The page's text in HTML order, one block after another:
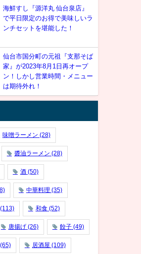
海鮮すし『源洋丸 仙台泉店』
で平日限定のお得で美味しいラ
ンチセットを堪能した！
仙台市国分町の元祖『支那そば
家』が2023年8月1日再オープ
ン！しかし営業時間・メニュー
は期待外れ！
味噌ラーメン (28)
醬油ラーメン (28)
酒 (50)
中華料理 (35)
(113) 和食(52)
唐揚げ (26) 餃子(49)
(65) 居酒屋 (109)